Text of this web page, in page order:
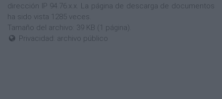
dirección IP 94.76.x.x. La página de descarga de documentos
ha sido vista 1285 veces.
Tamaño del archivo: 39 KB (1 página).
Privacidad: archivo público